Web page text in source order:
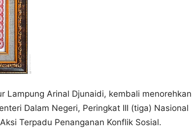
Lampung Arinal Djunaidi, kembali menorehkan
Dalam Negeri, Peringkat III (tiga) Nasional
Terpadu Penanganan Konflik Sosial.